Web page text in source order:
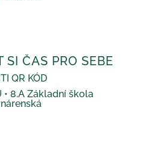
SI ČAS PRO SEBE
QR KÓD
• 8.A Základní škola